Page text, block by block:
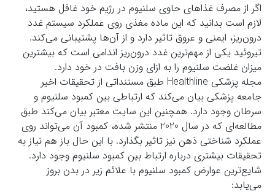
اگر از مصرف غذاهای حاوی سلنیوم در رژیم خود غافل هستید،
لازم است بدانید که این ماده مغذی روی عملکرد سیستم غدد
درون‌ریز، ایمنی و عروق تاثیر دارد و از آن‌ها پشتیبانی می‌کند.
تیروئید یکی از مهم‌ترین غدد درون‌ریز اندامی است که بیشترین
میزان غلضت سلنیوم را به ازای وزن بافت در خود دارد.
مجله پزشکی Healthline طبق مستنداتی از تحقیقات اخیر
جامعه پزشکی بیان می‌کند که ارتباطی بین کمبود سلنیوم و
سرطان وجود دارد. همچنین این سایت معتبر بیان می‌کند طبق
مطالعه‌ای که در سال 2020 منتشر شده، کمبود آن می‌تواند روی
عملکرد شناختی ذهن نیز تاثیر بگذارد. با این حال باز هم نیاز به
تحقیقات بیشتری درباره ارتباط بین کمبود سلنیوم وجود دارد.
شایع‌ترین عوارض کمبود سلنیوم با علائم زیر در بدن بروز
می‌یابد: